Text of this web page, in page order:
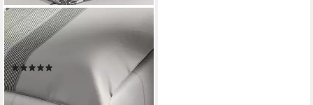
JOOP!
Bettwäsche Ornament Stripe,
Mako Satin, 2 teilig
ab 109,95 € 139,00 €
-21%